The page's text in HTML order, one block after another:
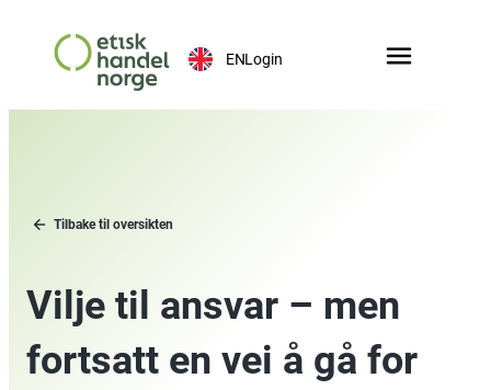
ENLogin
Tilbake til oversikten
Vilje til ansvar – men
fortsatt en vei å gå for